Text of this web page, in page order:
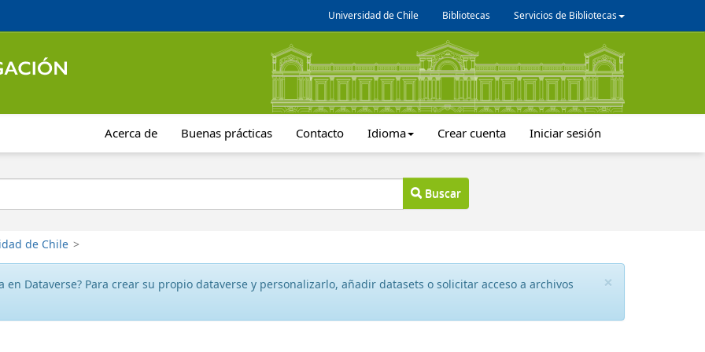
Universidad de Chile Bibliotecas Servicios de Bibliotecas
Acerca de Buenas prácticas Contacto Idioma Crear cuenta Iniciar sesión
Buscar
de Chile >
×
en Dataverse? Para crear su propio dataverse y personalizarlo, añadir datasets o solicitar acceso a archivos